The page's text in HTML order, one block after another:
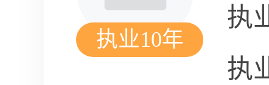
执业10年
执
执